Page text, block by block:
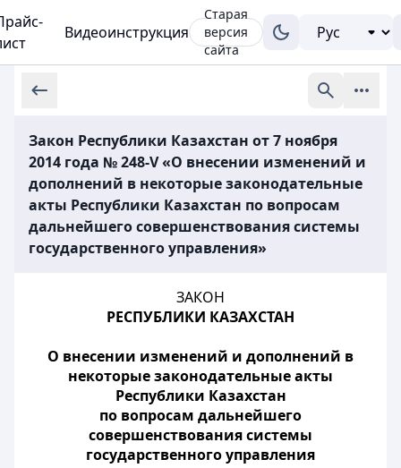
Видеоинструкция
Старая
версия
сайта
Закон Республики Казахстан от 7 ноября
2014 года № 248-V «О внесении изменений и
дополнений в некоторые законодательные
акты Республики Казахстан по вопросам
дальнейшего совершенствования системы
государственного управления»
ЗАКОН
РЕСПУБЛИКИ КАЗАХСТАН
О внесении изменений и дополнений в
некоторые законодательные акты
Республики Казахстан
по вопросам дальнейшего
совершенствования системы
государственного управления